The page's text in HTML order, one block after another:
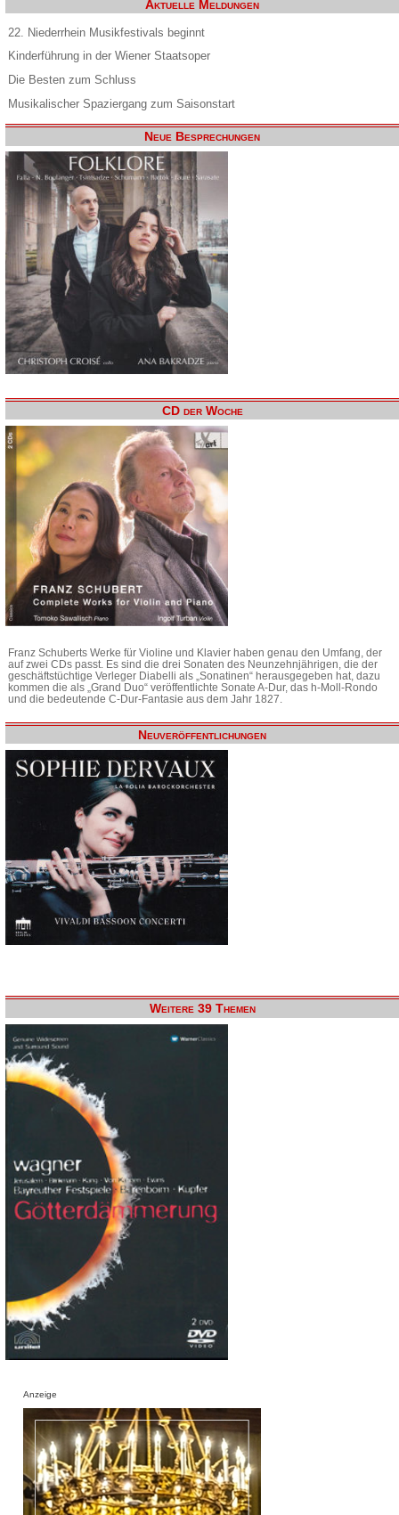
Aktuelle Meldungen
22. Niederrhein Musikfestivals beginnt
Kinderführung in der Wiener Staatsoper
Die Besten zum Schluss
Musikalischer Spaziergang zum Saisonstart
Neue Besprechungen
CD der Woche
Franz Schuberts Werke für Violine und Klavier haben genau den Umfang, der
auf zwei CDs passt. Es sind die drei Sonaten des Neunzehnjährigen, die der
geschäftstüchtige Verleger Diabelli als „Sonatinen“ herausgegeben hat, dazu
kommen die als „Grand Duo“ veröffentlichte Sonate A-Dur, das h-Moll-Rondo
und die bedeutende C-Dur-Fantasie aus dem Jahr 1827.
Neuveröffentlichungen
Weitere 39 Themen
Anzeige